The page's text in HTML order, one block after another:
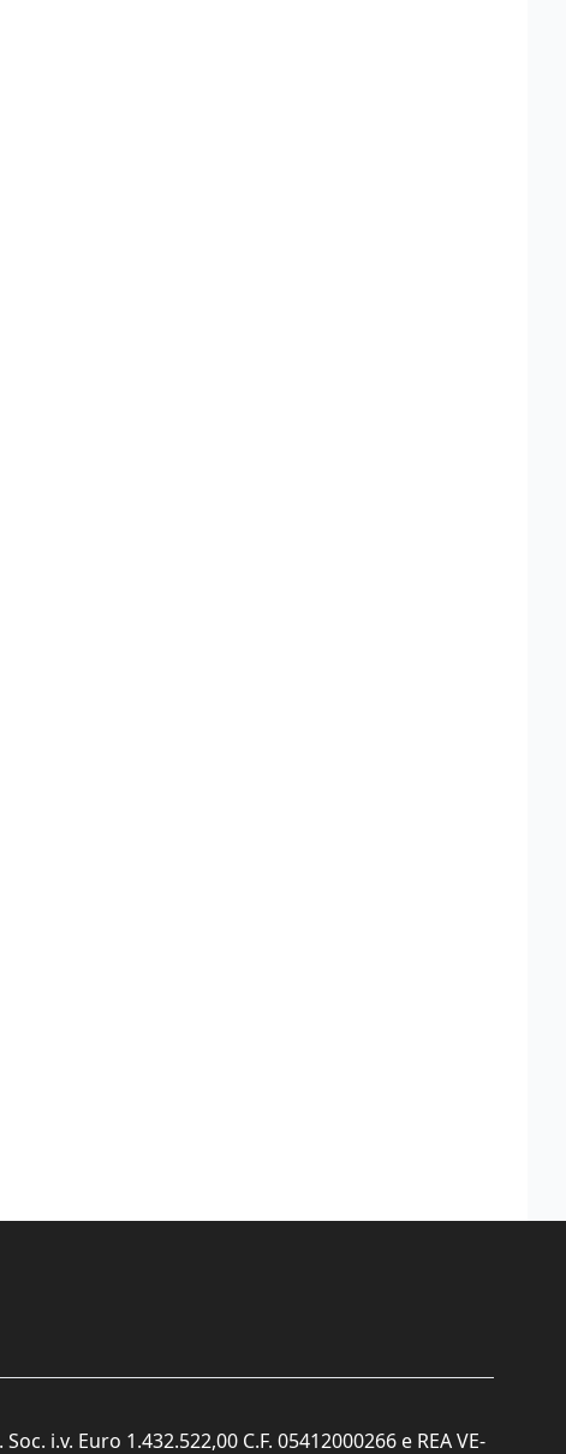
i.v. Euro 1.432.522,00 C.F. 05412000266 e REA VE-